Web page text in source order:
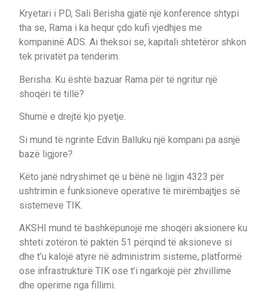
Kryetari i PD, Sali Berisha gjatë një konference shtypi
tha se, Rama i ka hequr çdo kufi vjedhjes me
kompaninë ADS. Ai theksoi se, kapitali shtetëror shkon
tek privatët pa tenderim.
Berisha: Ku është bazuar Rama për të ngritur një
shoqëri të tillë?
Shumë e drejtë kjo pyetje.
Si mund të ngrinte Edvin Balluku një kompani pa asnjë
bazë ligjore?
Këto janë ndryshimet që u bënë në ligjin 4323 për
ushtrimin e funksioneve operative të mirëmbajtjes së
sistemeve TIK.
AKSHI mund të bashkëpunojë me shoqëri aksionere ku
shteti zotëron të paktën 51 përqind të aksioneve si
dhe t’u kalojë atyre në administrim sisteme, platformë
ose infrastrukturë TIK ose t’i ngarkojë për zhvillime
dhe operime nga fillimi.